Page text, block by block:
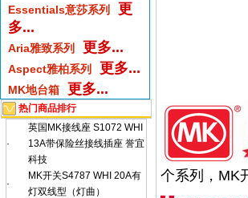
Essentials意莎系列
更
多...
Aria雅致系列 更多...
Aspect雅柏系列 更多...
MK地台箱 更多...
热门商品排行
·
英国MK接线座 S1072 WHI
13A带保险丝接线插座 誉宜
科技
·
MK开关S4787 WHI 20A有
灯双线型（灯曲）
个系列，MK